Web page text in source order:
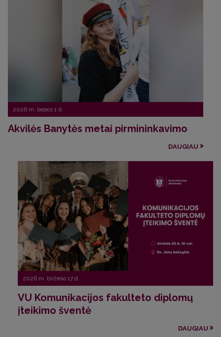
2026 m. liepos 1 d.
Akvilės Banytės metai pirmininkavimo
DAUGIAU
2026 m. birželio 17 d.
VU Komunikacijos fakulteto diplomų
įteikimo šventė
DAUGIAU